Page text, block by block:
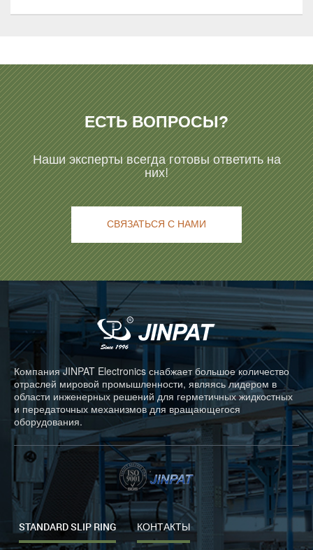
ЕСТЬ ВОПРОСЫ?
Наши эксперты всегда готовы ответить на
них!
СВЯЗАТЬСЯ С НАМИ
Компания JINPAT Electronics снабжает большое количество
отраслей мировой промышленности, являясь лидером в
области инженерных решений для герметичных жидкостных
и передаточных механизмов для вращающегося
оборудования.
STANDARD SLIP RING КОНТАКТЫ